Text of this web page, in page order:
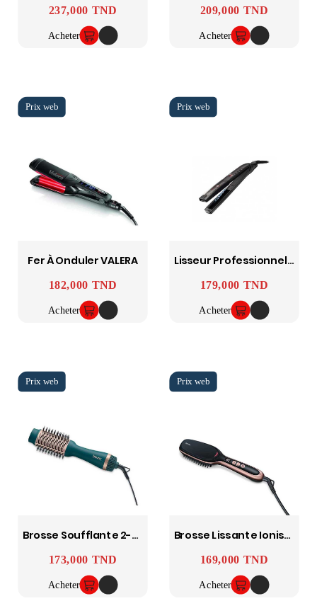
Prix
237,000 TND
Acheter
Prix
209,000 TND
Acheter
Fer À Onduler VALERA
Prix
182,000 TND
Acheter
Lisseur Professionnel Ref 100.20/I VALERA
Prix
179,000 TND
Acheter
Brosse Soufflante 2-En-1 HC45 BEURER
Prix
173,000 TND
Acheter
Brosse Lissante Ionisante HS60 BEURER
Prix
169,000 TND
Acheter